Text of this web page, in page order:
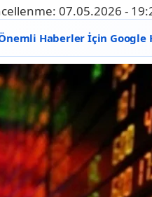
07.05.2026 -
Haberler İçin